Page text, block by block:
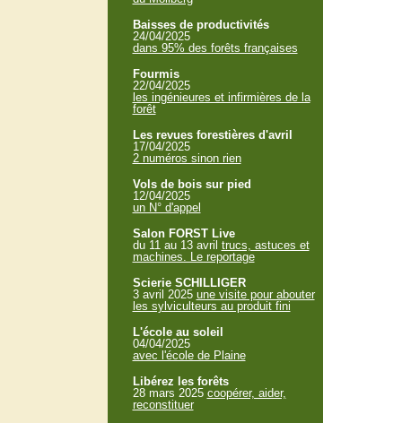
Baisses de productivités
24/04/2025
dans 95% des forêts françaises
Fourmis
22/04/2025
les ingénieures et infirmières de la
forêt
Les revues forestières d'avril
17/04/2025
2 numéros sinon rien
Vols de bois sur pied
12/04/2025
un N° d'appel
Salon FORST Live
du 11 au 13 avril trucs, astuces et
machines. Le reportage
Scierie SCHILLIGER
3 avril 2025 une visite pour abouter
les sylviculteurs au produit fini
L'école au soleil
04/04/2025
avec l'école de Plaine
Libérez les forêts
28 mars 2025 coopérer, aider,
reconstituer